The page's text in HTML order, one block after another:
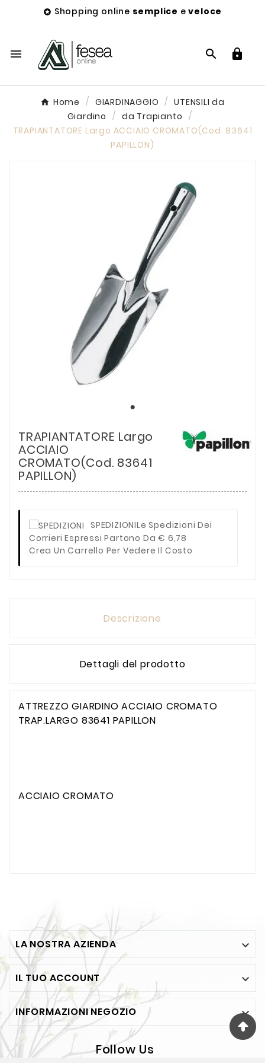
 Shopping online semplice eveloce
  
Home GIARDINAGGIO
UTENSILI da
Giardino
da Trapianto
TRAPIANTATORE Largo ACCIAIO CROMATO(Cod. 83641
PAPILLON)
TRAPIANTATORE Largo
ACCIAIO
CROMATO(Cod. 83641
PAPILLON)
SPEDIZIONILe Spedizioni Dei
Corrieri Espressi Partono Da € 6,78
Crea Un Carrello Per Vedere Il Costo
Descrizione
Dettagli del prodotto
ATTREZZO GIARDINO ACCIAIO CROMATO
TRAP.LARGO 83641 PAPILLON
ACCIAIO CROMATO
LA NOSTRA AZIENDA 
IL TUO ACCOUNT 
INFORMAZIONI NEGOZIO 
Follow Us